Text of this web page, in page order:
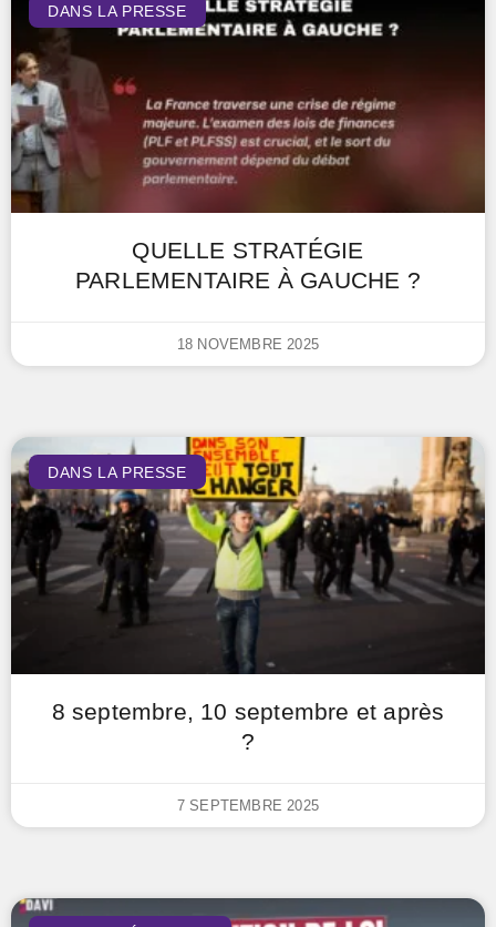
DANS LA PRESSE
QUELLE STRATÉGIE
PARLEMENTAIRE À GAUCHE ?
18 NOVEMBRE 2025
DANS LA PRESSE
8 septembre, 10 septembre et après
?
7 SEPTEMBRE 2025